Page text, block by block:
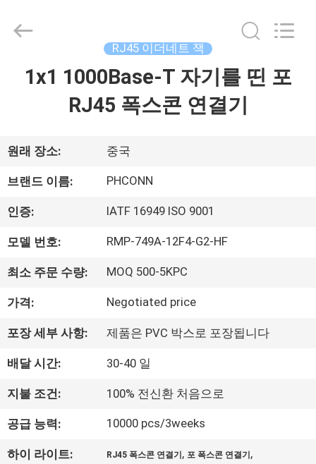
품
우
리
하
여
공
장
여
Dongguan
Penghui
RJ45 이더네트 잭
1x1 1000Base-T 자기를 띤 포
RJ45 폭스콘 연결기
원래 장소: 중국
브랜드 이름: PHCONN
인증: IATF 16949 ISO 9001
모델 번호: RMP-749A-12F4-G2-HF
최소 주문 수량: MOQ 500-5KPC
가격: Negotiated price
포장 세부 사항: 제품은 PVC 박스로 포장됩니다
배달 시간: 30-40 일
지불 조건: 100% 전신환 처음으로
공급 능력: 10000 pcs/3weeks
하이 라이트: RJ45 폭스콘 연결기 , 포 폭스콘 연결기 ,